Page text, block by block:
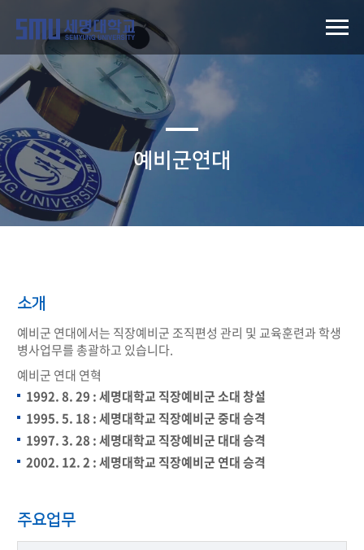
예비군연대
소개
예비군 연대에서는 직장예비군 조직편성 관리 및 교육훈련과 학생
병사업무를 총괄하고 있습니다.
예비군 연대 연혁
1992. 8. 29 : 세명대학교 직장예비군 소대 창설
1995. 5. 18 : 세명대학교 직장예비군 중대 승격
1997. 3. 28 : 세명대학교 직장예비군 대대 승격
2002. 12. 2 : 세명대학교 직장예비군 연대 승격
주요업무